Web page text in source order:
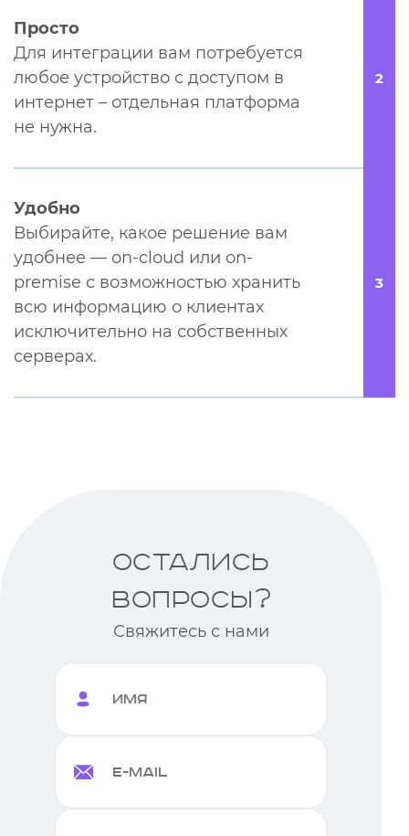
Просто
Для интеграции вам потребуется
любое устройство с доступом в
интернет – отдельная платформа
не нужна.
2
Удобно
Выбирайте, какое решение вам
удобнее — on-cloud или on-
premise с возможностью хранить
всю информацию о клиентах
исключительно на собственных
серверах.
3
Остались
вопросы?
Свяжитесь с нами